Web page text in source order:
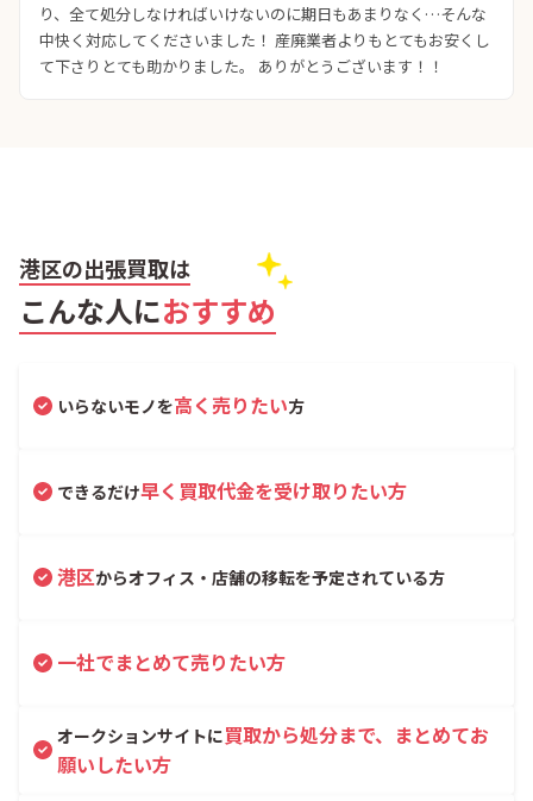
り、全て処分しなければいけないのに期日もあまりなく…そんな
中快く対応してくださいました！ 産廃業者よりもとてもお安くし
て下さりとても助かりました。 ありがとうございます！！
港区の出張買取は
こんな人におすすめ
いらないモノを高く売りたい方
できるだけ早く買取代金を受け取りたい方
港区からオフィス・店舗の移転を予定されている方
一社でまとめて売りたい方
オークションサイトに買取から処分まで、まとめてお
願いしたい方